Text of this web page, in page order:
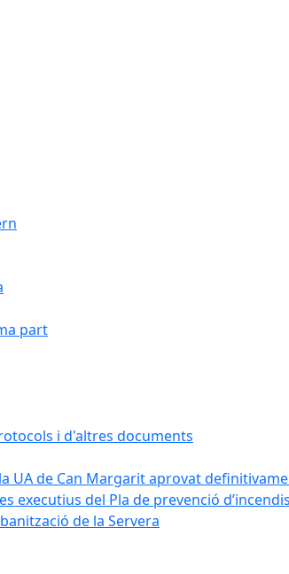
part
i d'altres documents
UA de Can Margarit aprovat
executius del Pla de prevenció
de la Servera